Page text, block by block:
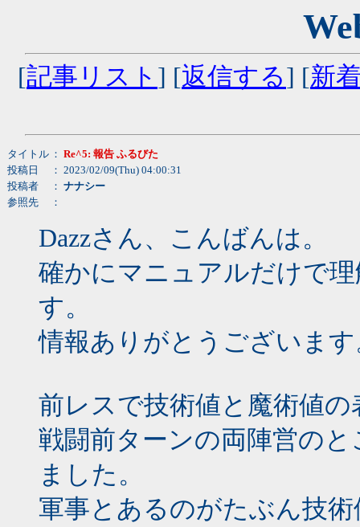
[記事リスト ] [返信する] [新
タイトル ： Re^5: 報告 ふるびた
投稿日
： 2023/02/09(Thu) 04:00:31
投稿者
： ナナシー
参照先
：
Dazzさん、こんばんは。
確かにマニュアルだけで
す。
情報ありがとうございま
前レスで技術値と魔術値
戦闘前ターンの両陣営の
ました。
軍事とあるのがたぶん技